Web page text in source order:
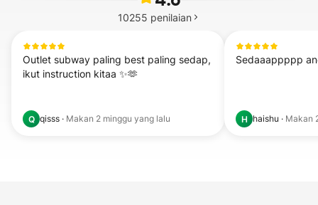
10255 penilaian
Outlet subway paling best paling sedap,
ikut instruction kitaa ✨🫶
Q qisss · Makan 2 minggu yang lalu
Sedaaappppp
H haishu · Makan